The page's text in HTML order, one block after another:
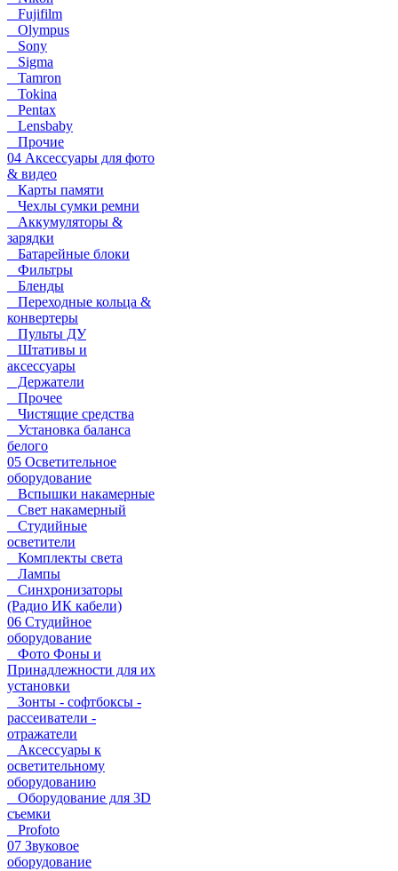
Fujifilm
Olympus
Sony
Sigma
Tamron
Tokina
Pentax
Lensbaby
Прочие
04 Аксессуары для фото
& видео
Карты памяти
Чехлы сумки ремни
Аккумуляторы &
зарядки
Батарейные блоки
Фильтры
Бленды
Переходные кольца &
конвертеры
Пульты ДУ
Штативы и
аксессуары
Держатели
Прочее
Чистящие средства
Установка баланса
белого
05 Осветительное
оборудование
Вспышки накамерные
Свет накамерный
Студийные
осветители
Комплекты света
Лампы
Синхронизаторы
(Радио ИК кабели)
06 Студийное
оборудование
Фото Фоны и
Принадлежности для их
установки
Зонты - софтбоксы -
рассеиватели -
отражатели
Аксессуары к
осветительному
оборудованию
Оборудование для 3D
съемки
Profoto
07 Звуковое
оборудование